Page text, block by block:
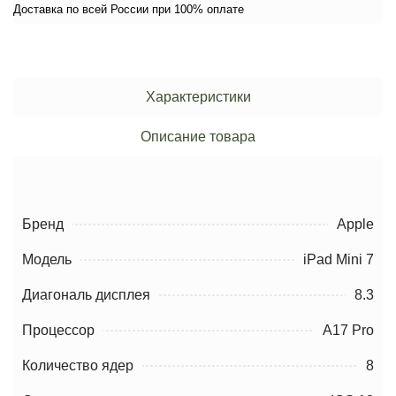
Доставка по всей России при 100% оплате
Характеристики
Описание товара
Бренд Apple
Модель iPad Mini 7
Диагональ дисплея 8.3
Процессор A17 Pro
Количество ядер 8